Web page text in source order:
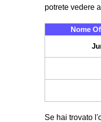
potrete vedere
Nome
Se hai trovato